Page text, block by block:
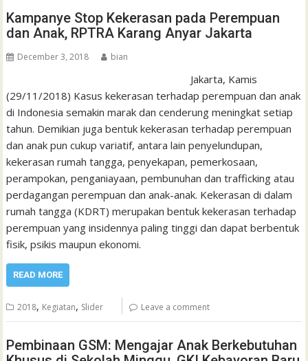
Kampanye Stop Kekerasan pada Perempuan
dan Anak, RPTRA Karang Anyar Jakarta
December 3, 2018 bian
Jakarta, Kamis
(29/11/2018) Kasus kekerasan terhadap perempuan dan anak
di Indonesia semakin marak dan cenderung meningkat setiap
tahun. Demikian juga bentuk kekerasan terhadap perempuan
dan anak pun cukup variatif, antara lain penyelundupan,
kekerasan rumah tangga, penyekapan, pemerkosaan,
perampokan, penganiayaan, pembunuhan dan trafficking atau
perdagangan perempuan dan anak-anak. Kekerasan di dalam
rumah tangga (KDRT) merupakan bentuk kekerasan terhadap
perempuan yang insidennya paling tinggi dan dapat berbentuk
fisik, psikis maupun ekonomi.
READ MORE
2018, Kegiatan, Slider Leave a comment
Pembinaan GSM: Mengajar Anak Berkebutuhan